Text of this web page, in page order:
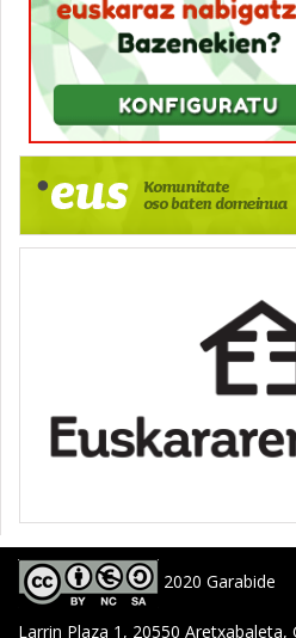
2020 Garabide
Larrin Plaza 1, 20550 Aretxabaleta,